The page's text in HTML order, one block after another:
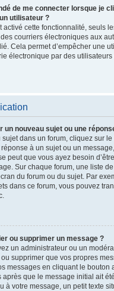
de me connecter lorsque je
utilisateur ?
activé cette fonctionnalité, seuls
courriers électroniques aux
Cela permet d’empêcher une
électronique par des
un nouveau sujet ou une
dans un forum, cliquez sur
à un sujet ou un
peut que vous ayez besoin
Sur chaque forum, une liste
du forum ou du sujet. Par
dans ce forum, vous pouvez
ou supprimer un message ?
un administrateur ou un
supprimer que vos propres
messages en cliquant le bouton
que le message initial ait
à votre message, un petit texte